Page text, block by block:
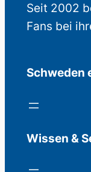
Seit 2002
Fans bei
Schweden
Wissen &